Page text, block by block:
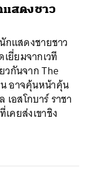
แสดงชาว
กแสดงชายชาว
ยี่ยมจากเวที
วกันจาก The
อาจคุ้นหน้าคุ้น
อสโกบาร์ ราชา
คยส่งเขาชิง